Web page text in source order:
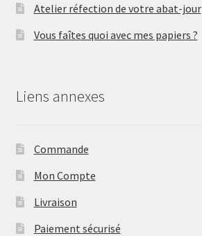
Atelier réfection de votre abat-jour
Vous faîtes quoi avec mes papiers ?
Liens annexes
Commande
Mon Compte
Livraison
Paiement sécurisé